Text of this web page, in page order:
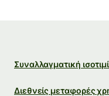
Συναλλαγματική
Διεθνείς μεταφορές